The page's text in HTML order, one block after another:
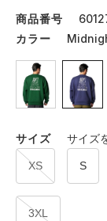
商品番号
カラー
サイズ サイズ
XS S
3XL